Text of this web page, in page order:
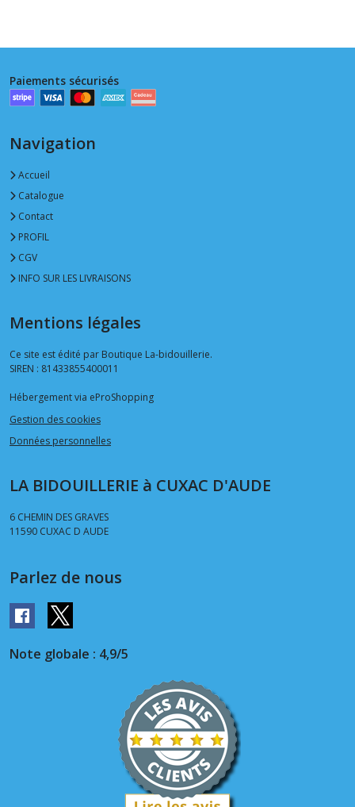
Paiements sécurisés
Navigation
Accueil
Catalogue
Contact
PROFIL
CGV
INFO SUR LES LIVRAISONS
Mentions légales
Ce site est édité par Boutique La-bidouillerie.
SIREN : 81433855400011
Hébergement via eProShopping
Gestion des cookies
Données personnelles
LA BIDOUILLERIE à CUXAC D'AUDE
6 CHEMIN DES GRAVES
11590 CUXAC D AUDE
Parlez de nous
Note globale : 4,9/5